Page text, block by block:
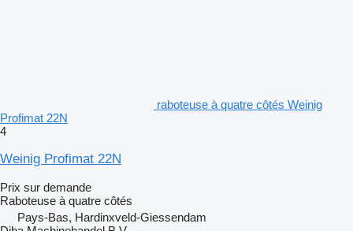
raboteuse à quatre côtés Weinig
Profimat 22N
4
Weinig Profimat 22N
Prix sur demande
Raboteuse à quatre côtés
Pays-Bas, Hardinxveld-Giessendam